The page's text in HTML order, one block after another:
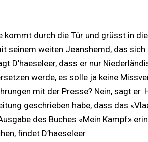
kommt durch die Tür und grüsst in
seinem weiten Jeanshemd, das
D’haeseleer, dass er nur
werde, es solle ja keine
mit der Presse? Nein, sagt er.
geschrieben habe, dass das
des Buches «Mein Kampf»
findet D’haeseleer.